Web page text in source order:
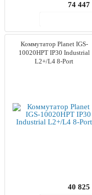
74 447
Коммутатор Planet IGS-
10020HPT IP30 Industrial
L2+/L4 8-Port
40 825